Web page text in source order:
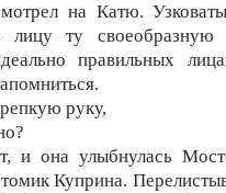
на Катю.
ту своеобразную
правильных
руку,
и она улыбнулась
Куприна.